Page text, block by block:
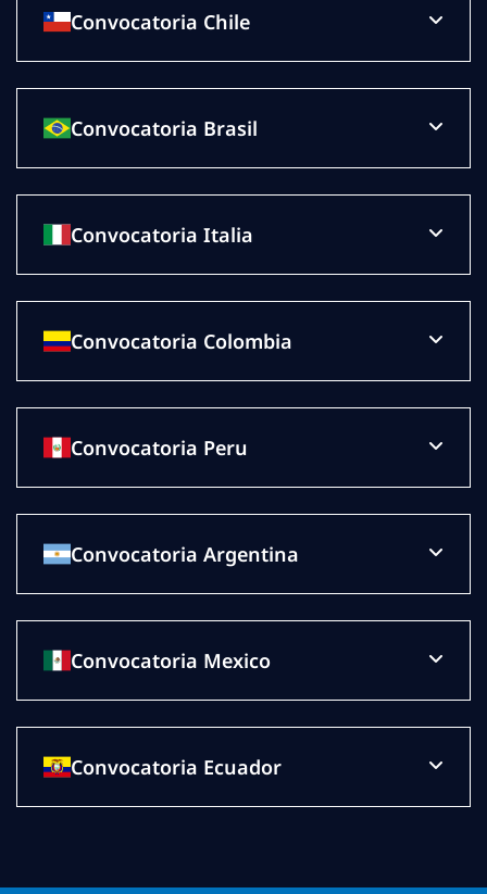
Convocatoria Chile
Convocatoria Brasil
Convocatoria Italia
Convocatoria Colombia
Convocatoria Peru
Convocatoria Argentina
Convocatoria Mexico
Convocatoria Ecuador